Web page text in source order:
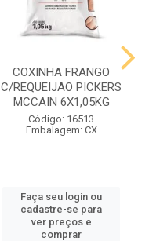
COXINHA FRANGO
C/REQUEIJAO PICKERS
MCCAIN 6X1,05KG
Código: 16513
Embalagem: CX
Faça seu login ou
cadastre-se para
ver preços e
comprar